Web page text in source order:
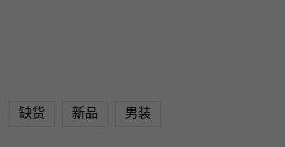
缺货 新品 男装